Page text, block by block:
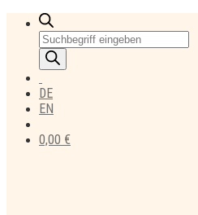
Products
search
DE
EN
0,00 €